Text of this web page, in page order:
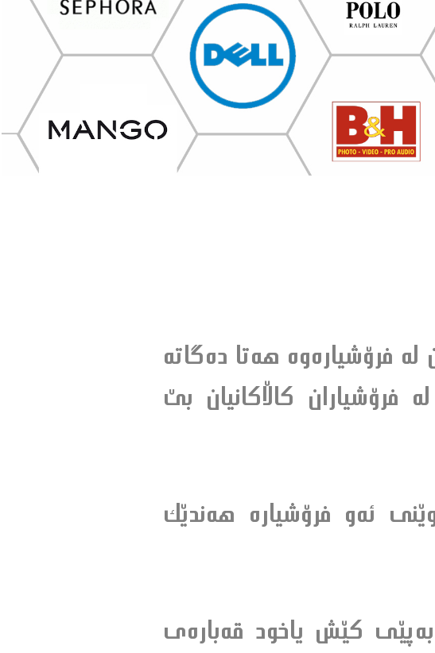
فرۆشياره‌وه‌ هه‌تا ده‌گاته‌
فرۆشياران كاڵاكانيان بێ
ئه‌و فرۆشياره‌ هه‌ندێك
كێش ياخود قه‌باره‌ى